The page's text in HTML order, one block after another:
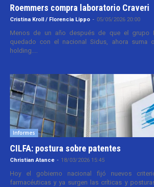
Roemmers compra laboratorio Craveri
Cristina Kroll / Florencia Lippo - 05/05/2026 20:00
Menos de un año después de que el grupo
quedado con el nacional Sidus, ahora suma
holding....
Informes
CILFA: postura sobre patentes
Christian Atance - 18/03/2026 15:45
Hoy el gobierno nacional fijó nuevos
farmacéuticas y ya surgen las críticas y